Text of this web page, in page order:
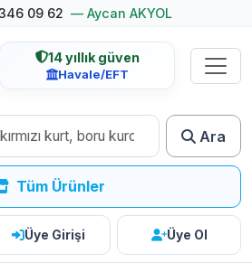
09 62 — Aycan AKYOL
14 yıllık güven
Havale/EFT
Ara
Tüm Ürünler
Üye Girişi Üye Ol